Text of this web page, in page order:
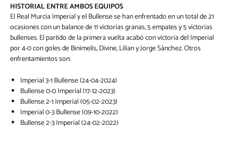
HISTORIAL ENTRE AMBOS EQUIPOS
El Real Murcia Imperial y el Bullense se han enfrentado en un total de 21
ocasiones con un balance de 11 victorias granas, 5 empates y 5 victorias
bullenses. El partido de la primera vuelta acabó con victoria del Imperial
por 4-0 con goles de Binimelis, Divine, Lilian y Jorge Sánchez. Otros
enfrentamientos son:
Imperial 3-1 Bullense (24-04-2024)
Bullense 0-0 Imperial (17-12-2023)
Bullense 2-1 Imperial (05-02-2023)
Imperial 0-3 Bullense (09-10-2022)
Bullense 2-3 Imperial (24-02-2022)